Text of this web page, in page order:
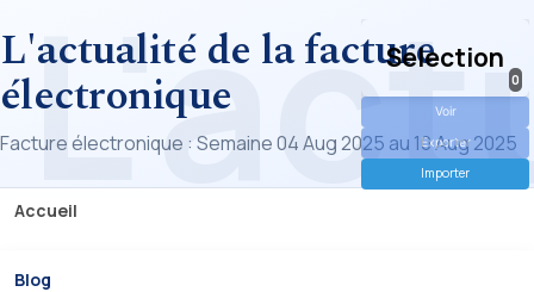
L'actualité de la facture
électronique
Facture électronique : Semaine 04 Aug 2025 au 10 Aug 2025
Accueil
Blog
Selection
0
Voir
Exporter
Importer